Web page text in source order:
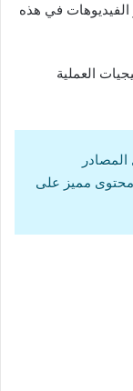
في هذه
العملية
محتوى مميز على